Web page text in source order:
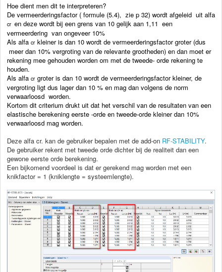
Hoe dient men dit te interpreteren?
De vermeerderingsfactor ( formule (5.4), zie p 32) wordt afgeleid uit alfa
cr en deze wordt bij een grens van 10 gelijk aan 1,11 een
vermeerdering van ongeveer 10%
Als alfa cr kleiner is dan 10 wordt de vermeerderingsfactor groter (dus
meer dan 10% vergroting van de relevante grootheden) en dan moet er
rekening mee gehouden worden om met de tweede- orde rekening te
houden.
Als alfa cr groter is dan 10 wordt de vermeerderingsfactor kleiner, de
vergroting ligt dus lager dan 10 % en mag dan volgens de norm
verwaarloosd worden.
Kortom dit criterium drukt uit dat het verschil van de resultaten van een
elastische berekening eerste -orde en tweede-orde kleiner dan 10%
verwaarloosd mag worden.
Deze alfa cr. kan de gebruiker bepalen met de add-on RF-STABILITY.
De gebruiker rekent met tweede orde dichter bij de realiteit dan een
gewone eerste orde berekening.
Een bijkomend voordeel is dat er gerekend mag worden met een
knikfactor = 1 (kniklengte = systeemlengte).